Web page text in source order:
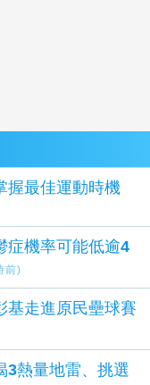
握最佳運動時機
症機率可能低逾4
前)
走進原民壘球賽
3熱量地雷、挑選